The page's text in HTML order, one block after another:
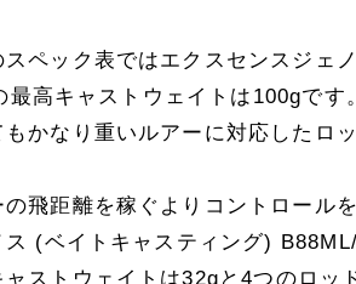
ペック表ではエクスセンスジェ
最高キャストウェイトは100gです
かなり重いルアーに対応したロ
飛距離を稼ぐよりコントロール
ス (ベイトキャスティング)
ストウェイトは32gと4つのロッ